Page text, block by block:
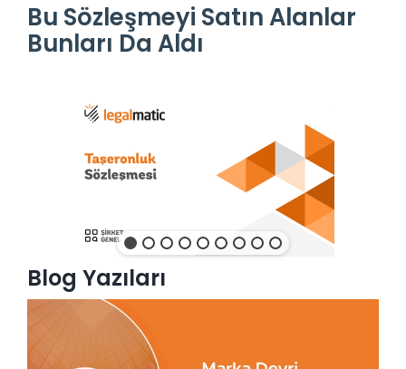
Bu Sözleşmeyi Satın Alanlar
Bunları Da Aldı
Blog Yazıları